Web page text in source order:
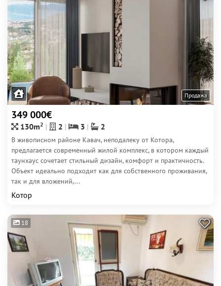
Продажа
349 000€
130m2 2 3 2
В живописном районе Кавач, неподалеку от Котора,
предлагается современный жилой комплекс, в котором каждый
таунхаус сочетает стильный дизайн, комфорт и практичность.
Объект идеально подходит как для собственного проживания,
так и для вложений,...
Котор
18